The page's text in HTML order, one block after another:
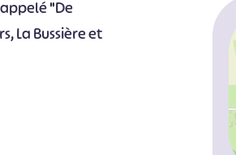
"De
La Bussière et